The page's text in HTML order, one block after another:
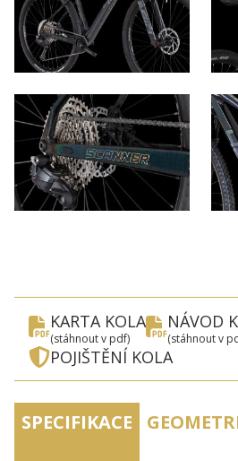
KARTA KOLA
(stáhnout v pdf)
NÁVOD
(stáhnout v
POJIŠTĚNÍ KOLA
SPECIFIKACE